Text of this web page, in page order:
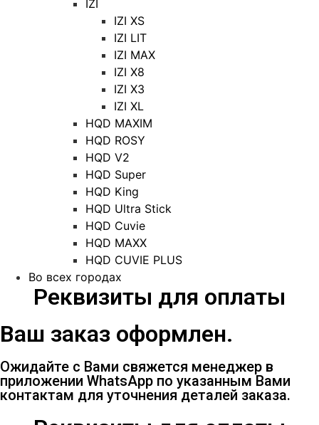
IZI
IZI XS
IZI LIT
IZI MAX
IZI X8
IZI X3
IZI XL
HQD MAXIM
HQD ROSY
HQD V2
HQD Super
HQD King
HQD Ultra Stick
HQD Cuvie
HQD MAXX
HQD CUVIE PLUS
Во всех городах
Реквизиты для оплаты
Ваш заказ оформлен.
Ожидайте с Вами свяжется менеджер в
приложении WhatsApp по указанным Вами
контактам для уточнения деталей заказа.